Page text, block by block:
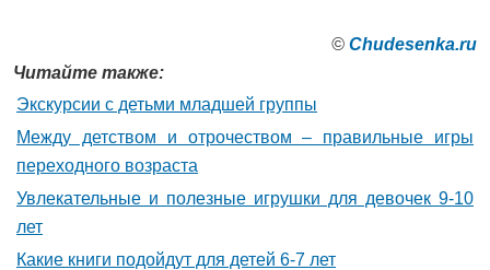
© Сhudesenka.ru
Читайте также:
Экскурсии с детьми младшей группы
Между детством и отрочеством – правильные игры
переходного возраста
Увлекательные и полезные игрушки для девочек 9-10
лет
Какие книги подойдут для детей 6-7 лет